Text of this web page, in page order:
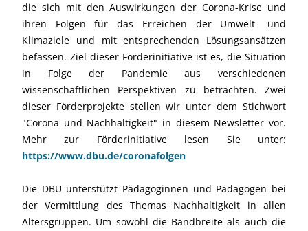
die sich mit den Auswirkungen der Corona-Krise und
ihren Folgen für das Erreichen der Umwelt- und
Klimaziele und mit entsprechenden Lösungsansätzen
befassen. Ziel dieser Förderinitiative ist es, die Situation
in Folge der Pandemie aus verschiedenen
wissenschaftlichen Perspektiven zu betrachten. Zwei
dieser Förderprojekte stellen wir unter dem Stichwort
"Corona und Nachhaltigkeit" in diesem Newsletter vor.
Mehr zur Förderinitiative lesen Sie unter:
https://www.dbu.de/coronafolgen
Die DBU unterstützt Pädagoginnen und Pädagogen bei
der Vermittlung des Themas Nachhaltigkeit in allen
Altersgruppen. Um sowohl die Bandbreite als auch die